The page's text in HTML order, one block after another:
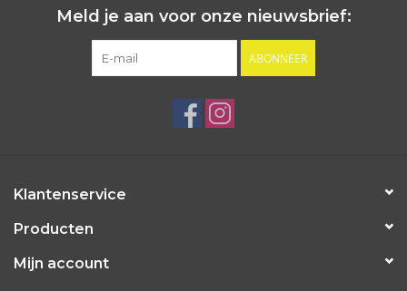
Meld je aan voor onze nieuwsbrief:
ABONNEER
Klantenservice
Producten
Mijn account